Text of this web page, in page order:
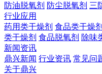
防油脱氧剂 防尘脱氧剂 三
行业应用
药用类干燥剂 食品类干燥剂
类干燥剂 食品脱氧剂 除味
新闻资讯
鼎兴新闻 行业资讯 常见问
关于鼎兴